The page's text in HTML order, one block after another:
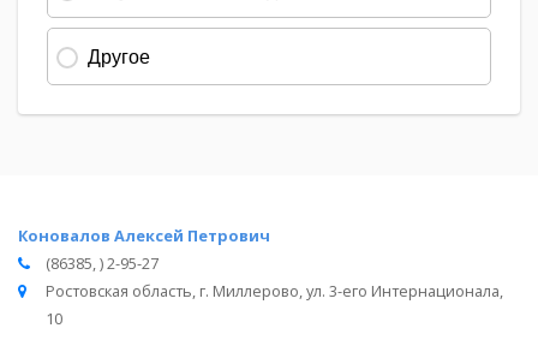
Коновалов Алексей Петрович
(86385, ) 2-95-27
Ростовская область, г. Миллерово, ул. 3-его Интернационала,
10